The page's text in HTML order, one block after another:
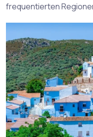
frequentierten